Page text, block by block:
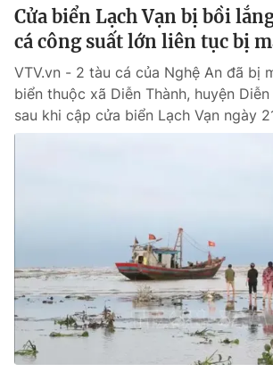
Cửa biển Lạch Vạn bị bồi
cá công suất lớn liên tục bị
VTV.vn - 2 tàu cá của Nghệ An đã bị
biển thuộc xã Diễn Thành, huyện
sau khi cập cửa biển Lạch Vạn ngày